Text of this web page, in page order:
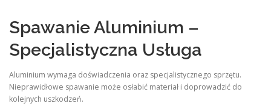
Spawanie Aluminium –
Specjalistyczna Usługa
Aluminium wymaga doświadczenia oraz specjalistycznego sprzętu.
Nieprawidłowe spawanie może osłabić materiał i doprowadzić do
kolejnych uszkodzeń.